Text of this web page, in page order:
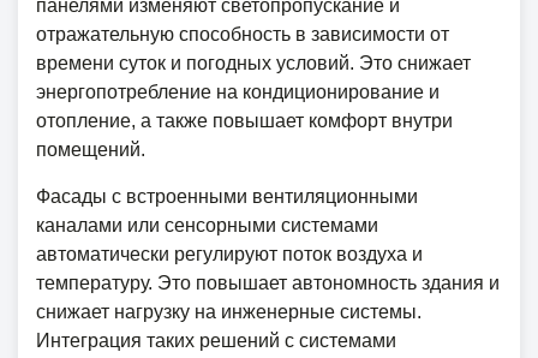
панелями изменяют светопропускание и
отражательную способность в зависимости от
времени суток и погодных условий. Это снижает
энергопотребление на кондиционирование и
отопление, а также повышает комфорт внутри
помещений.
Фасады с встроенными вентиляционными
каналами или сенсорными системами
автоматически регулируют поток воздуха и
температуру. Это повышает автономность здания и
снижает нагрузку на инженерные системы.
Интеграция таких решений с системами